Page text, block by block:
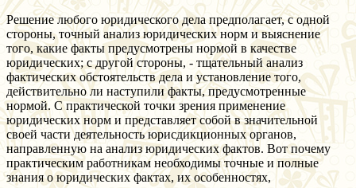
Решение любого юридического дела предполагает, с одной
стороны, точный анализ юридических норм и выяснение
того, какие факты предусмотрены нормой в качестве
юридических; с другой стороны, - тщательный анализ
фактических обстоятельств дела и установление того,
действительно ли наступили факты, предусмотренные
нормой. С практической точки зрения применение
юридических норм и представляет собой в значительной
своей части деятельность юрисдикционных органов,
направленную на анализ юридических фактов. Вот почему
практическим работникам необходимы точные и полные
знания о юридических фактах, их особенностях,